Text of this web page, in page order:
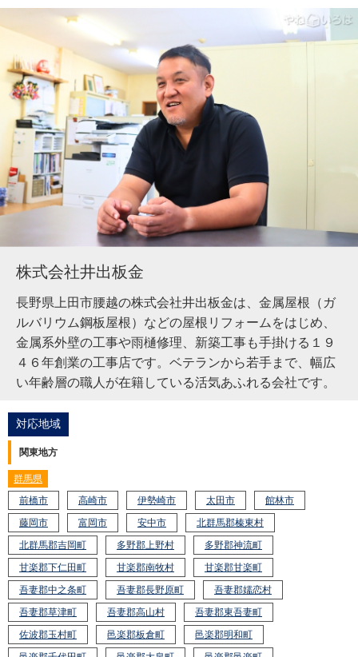
株式会社井出板金
長野県上田市腰越の株式会社井出板金は、金属屋根（ガ
ルバリウム鋼板屋根）などの屋根リフォームをはじめ、
金属系外壁の工事や雨樋修理、新築工事も手掛ける１９
４６年創業の工事店です。ベテランから若手まで、幅広
い年齢層の職人が在籍している活気あふれる会社です。
対応地域
関東地方
群馬県
前橋市
高崎市 伊勢崎市 太田市
館林市
藤岡市
富岡市 安中市
北群馬郡榛東村
北群馬郡吉岡町
多野郡上野村
多野郡神流町
甘楽郡下仁田町
甘楽郡南牧村
甘楽郡甘楽町
吾妻郡中之条町
吾妻郡長野原町
吾妻郡嬬恋村
吾妻郡草津町
吾妻郡高山村
吾妻郡東吾妻町
佐波郡玉村町
邑楽郡板倉町
邑楽郡明和町